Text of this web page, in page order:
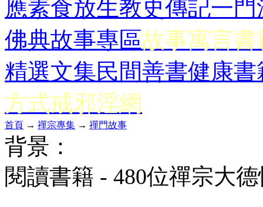
應素食放生教史傳記一門
佛典故事專區故事寓言書
精選文集民間善書健康書
方式戒邪淫網
首頁 → 禪宗專集 → 禪門故事
背景：
閱讀書籍 - 480位禪宗大